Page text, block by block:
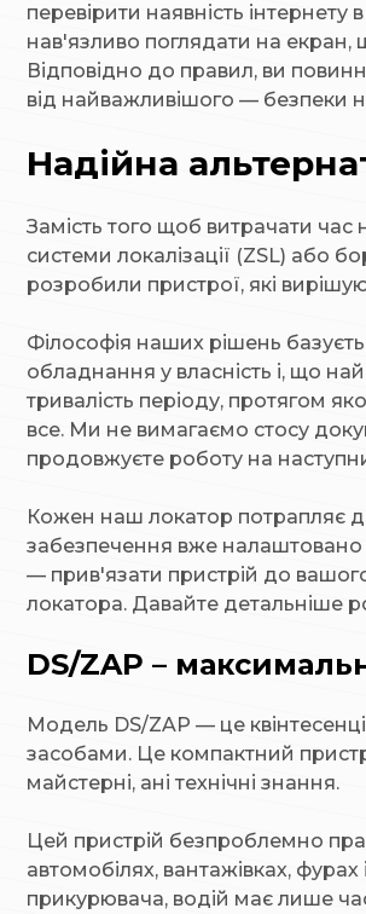
перевірити наявність
нав'язливо поглядати на екран,
Відповідно до правил, ви
від найважливішого — безпеки
Надійна
Замість того щоб витрачати час
системи локалізації (ZSL) або
розробили пристрої, які
Філософія наших рішень
обладнання у власність і, що
тривалість періоду, протягом
все. Ми не вимагаємо стосу
продовжуєте роботу на
Кожен наш локатор потрапляє
забезпечення вже налаштовано
— прив'язати пристрій до
локатора. Давайте детальніше
DS/ZAP –
Модель DS/ZAP — це
засобами. Це компактний
майстерні, ані технічні знання.
Цей пристрій безпроблемно
автомобілях, вантажівках,
прикурювача, водій має лише